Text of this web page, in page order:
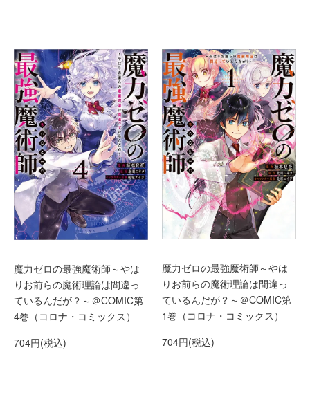
魔力ゼロの最強魔術師～やは
りお前らの魔術理論は間違っ
ているんだが？～＠COMIC第
4巻（コロナ・コミックス）
704円(税込)
魔力ゼロの最強魔術師～やは
りお前らの魔術理論は間違っ
ているんだが？～＠COMIC第
1巻（コロナ・コミックス）
704円(税込)